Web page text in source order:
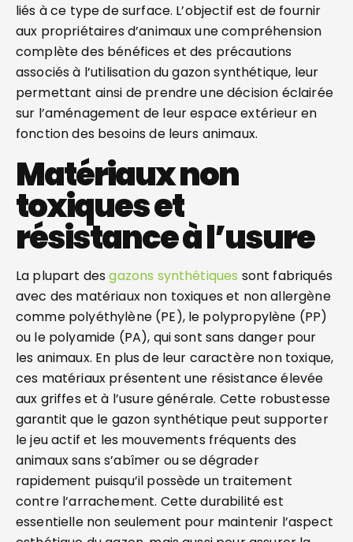
liés à ce type de surface. L’objectif est de fournir
aux propriétaires d’animaux une compréhension
complète des bénéfices et des précautions
associés à l’utilisation du gazon synthétique, leur
permettant ainsi de prendre une décision éclairée
sur l’aménagement de leur espace extérieur en
fonction des besoins de leurs animaux.
Matériaux non
toxiques et
résistance à l’usure
La plupart desgazons synthétiques sont fabriqués
avec des matériaux non toxiques et non allergène
comme polyéthylène (PE), le polypropylène (PP)
ou le polyamide (PA), qui sont sans danger pour
les animaux. En plus de leur caractère non toxique,
ces matériaux présentent une résistance élevée
aux griffes et à l’usure générale. Cette robustesse
garantit que le gazon synthétique peut supporter
le jeu actif et les mouvements fréquents des
animaux sans s’abîmer ou se dégrader
rapidement puisqu’il possède un traitement
contre l’arrachement. Cette durabilité est
essentielle non seulement pour maintenir l’aspect